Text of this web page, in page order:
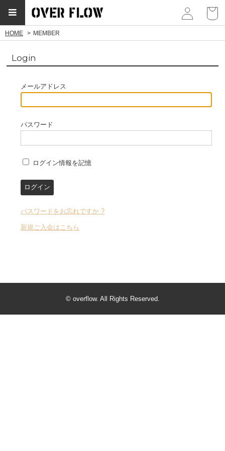
HOME MEMBER
Login
メールアドレス
パスワード
ログイン情報を記憶
パスワードをお忘れですか ?
新規ご入会はこちら
© overflow. All Rights Reserved.